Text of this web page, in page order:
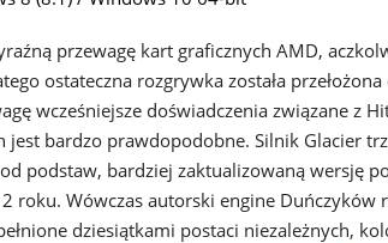
przewagę kart graficznych AMD,
ostateczna rozgrywka została
wcześniejsze doświadczenia związane z
jest bardzo prawdopodobne. Silnik Glacier
podstaw, bardziej zaktualizowaną wersję
roku. Wówczas autorski engine Duńczyków
dziesiątkami postaci niezależnych,